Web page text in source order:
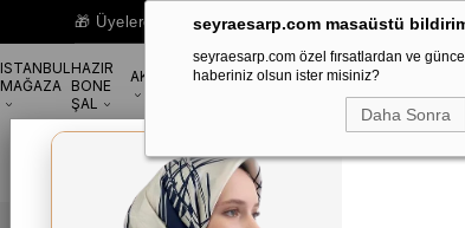
seyraesarp.com masaüstü
seyraesarp.com özel fırsatlardan ve
haberiniz olsun ister misiniz?
Daha Sonra
🎁 Üyelere Özel Sepette%10 EKSTRA İNDİRİM
ISTANBUL
MAĞAZA
HAZIR
BONE
ŞAL
AKSESUARMARKALAR